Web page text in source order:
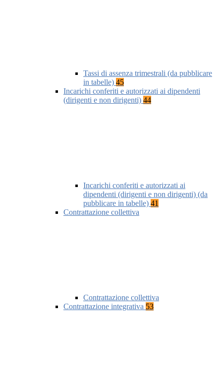
Tassi di assenza trimestrali (da pubblicare
in tabelle) 45
Incarichi conferiti e autorizzati ai dipendenti
(dirigenti e non dirigenti) 44
Incarichi conferiti e autorizzati ai
dipendenti (dirigenti e non dirigenti) (da
pubblicare in tabelle) 41
Contrattazione collettiva
Contrattazione collettiva
Contrattazione integrativa 53